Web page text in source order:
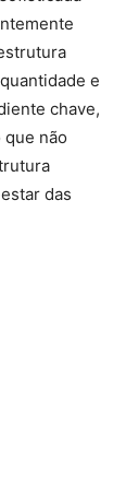
e
chave,
não
das